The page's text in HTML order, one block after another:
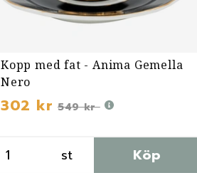
Kopp med fat - Anima Gemella
Nero
302 kr 549 kr
st Köp